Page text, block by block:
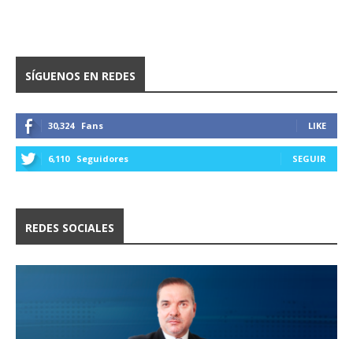
SÍGUENOS EN REDES
30,324 Fans LIKE
6,110 Seguidores SEGUIR
REDES SOCIALES